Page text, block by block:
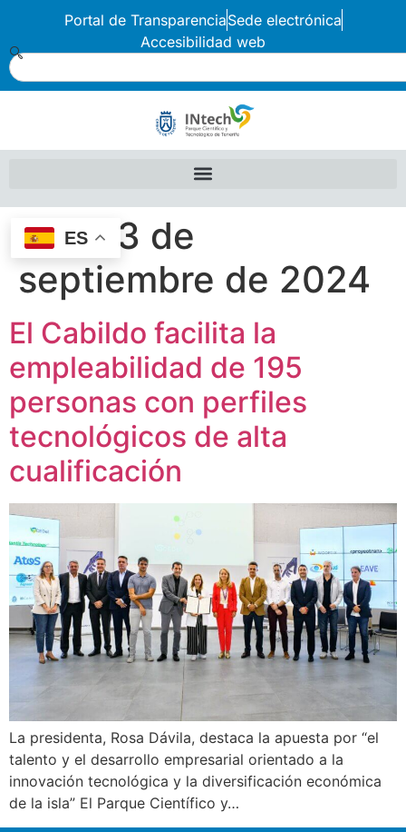
Portal de TransparenciaSede electrónica
Accesibilidad web
ES
Día:23 de
septiembre de 2024
El Cabildo facilita la
empleabilidad de 195
personas con perfiles
tecnológicos de alta
cualificación
La presidenta, Rosa Dávila, destaca la apuesta por “el
talento y el desarrollo empresarial orientado a la
innovación tecnológica y la diversificación económica
de la isla” El Parque Científico y…